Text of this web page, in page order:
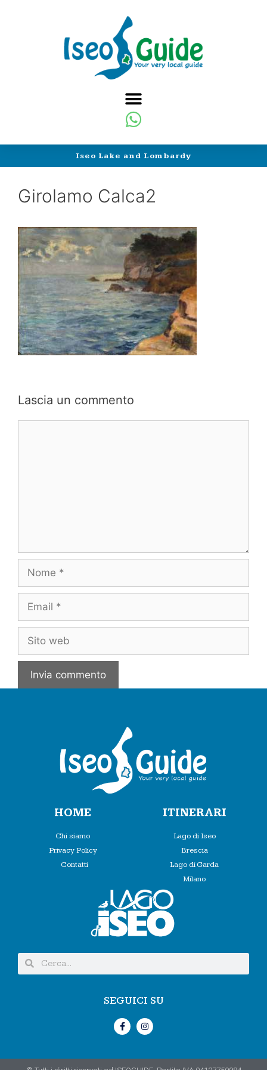
Iseo Lake and Lombardy
Girolamo Calca2
Lascia un commento
HOME
Chi siamo
Privacy Policy
Contatti
ITINERARI
Lago di Iseo
Brescia
Lago di Garda
Milano
SEGUICI SU